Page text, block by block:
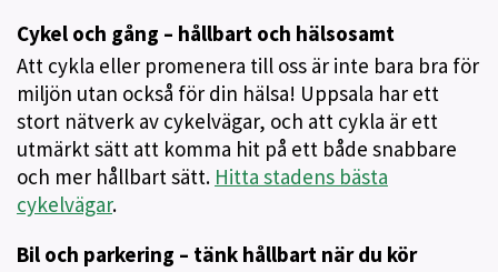
Cykel och gång – hållbart och hälsosamt
Att cykla eller promenera till oss är inte bara bra för
miljön utan också för din hälsa! Uppsala har ett
stort nätverk av cykelvägar, och att cykla är ett
utmärkt sätt att komma hit på ett både snabbare
och mer hållbart sätt. Hitta stadens bästa
cykelvägar.
Bil och parkering – tänk hållbart när du kör